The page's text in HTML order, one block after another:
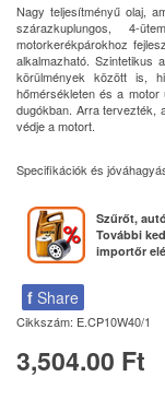
Nagy teljesítményű olaj,
szárazkuplungos, 4-
motorkerékpárokhoz
alkalmazható. Szintetikus
körülmények között is,
hőmérsékleten és a
dugókban. Arra tervezték,
védje a motort.
Specifikációk és
Szűrőt,
További
importőr
f Share
Cikkszám: E.CP10W40/1
3,504.00 Ft